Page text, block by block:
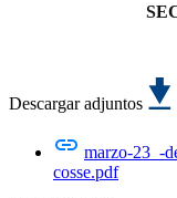
Descargar adjuntos
marzo-23_-
cosse.pdf